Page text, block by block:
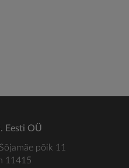
Eesti OÜ
põik 11
11415